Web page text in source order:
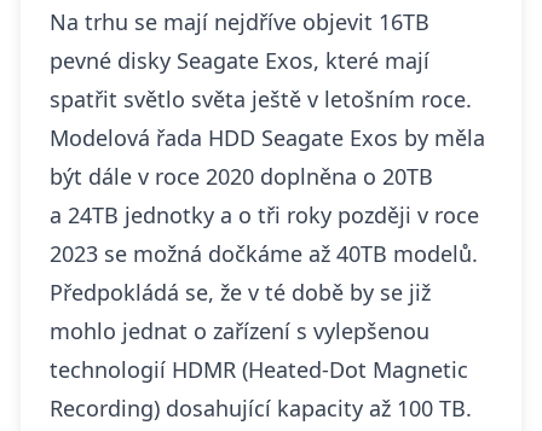
Na trhu se mají nejdříve objevit 16TB
pevné disky Seagate Exos, které mají
spatřit světlo světa ještě v letošním roce.
Modelová řada HDD Seagate Exos by měla
být dále v roce 2020 doplněna o 20TB
a 24TB jednotky a o tři roky později v roce
2023 se možná dočkáme až 40TB modelů.
Předpokládá se, že v té době by se již
mohlo jednat o zařízení s vylepšenou
technologií HDMR (Heated-Dot Magnetic
Recording) dosahující kapacity až 100 TB.